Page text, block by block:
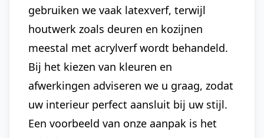
gebruiken we vaak latexverf, terwijl
houtwerk zoals deuren en kozijnen
meestal met acrylverf wordt behandeld.
Bij het kiezen van kleuren en
afwerkingen adviseren we u graag, zodat
uw interieur perfect aansluit bij uw stijl.
Een voorbeeld van onze aanpak is het